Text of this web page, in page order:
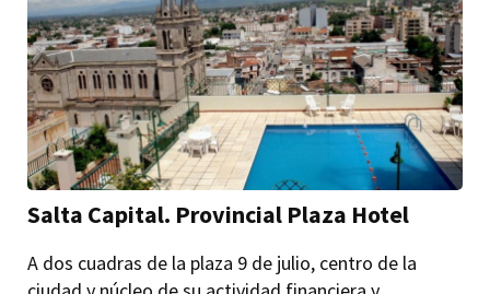
Salta Capital. Provincial Plaza Hotel
A dos cuadras de la plaza 9 de julio, centro de la